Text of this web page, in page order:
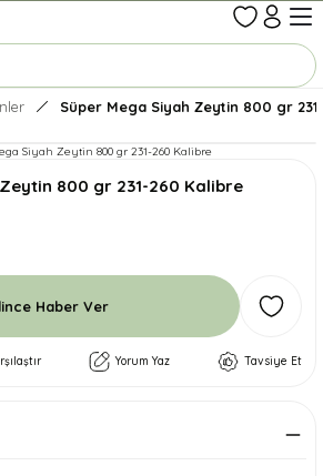
Süper Mega Siyah Zeytin 800 gr
800 gr 231-260 Kalibre
Haber Ver
Yorum Yaz Tavsiye Et